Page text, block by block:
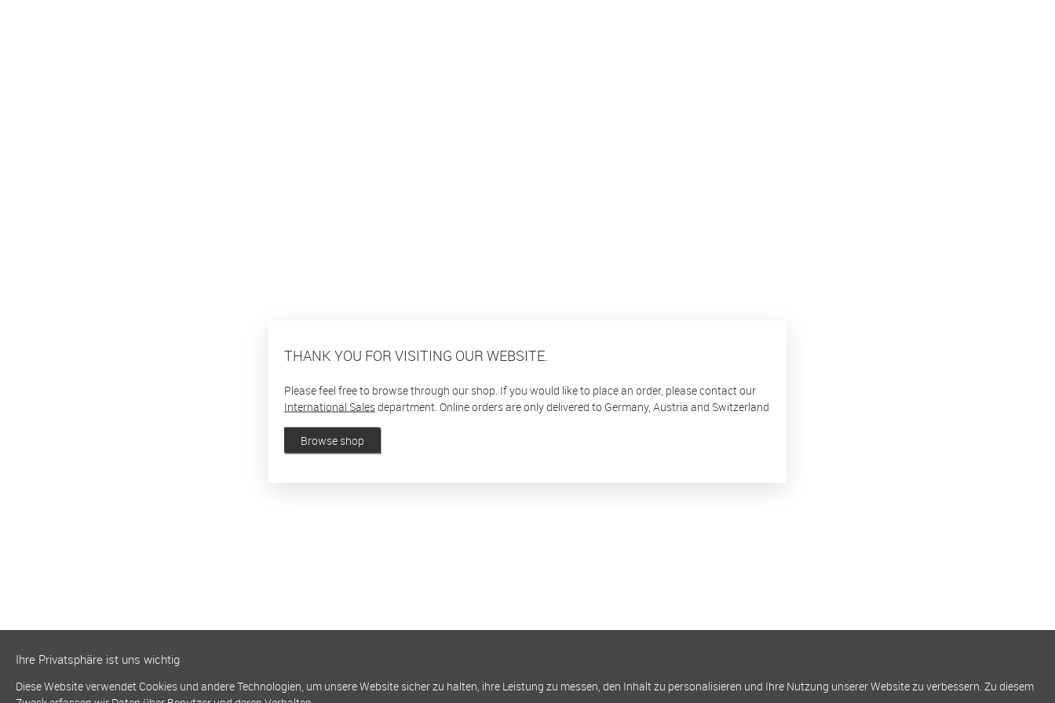
THANK YOU FOR VISITING OUR WEBSITE.
Please feel free to browse through our shop. If you would like to place an order, please contact our
International Salesdepartment. Online orders are only delivered to Germany, Austria and Switzerland
Browse shop
Ihre Privatsphäre ist uns wichtig
Diese Website verwendet Cookies und andere Technologien, um unsere Website sicher zu halten, ihre Leistung zu messen, den Inhalt zu personalisieren und Ihre Nutzung unserer Website zu verbessern. Zu diesem